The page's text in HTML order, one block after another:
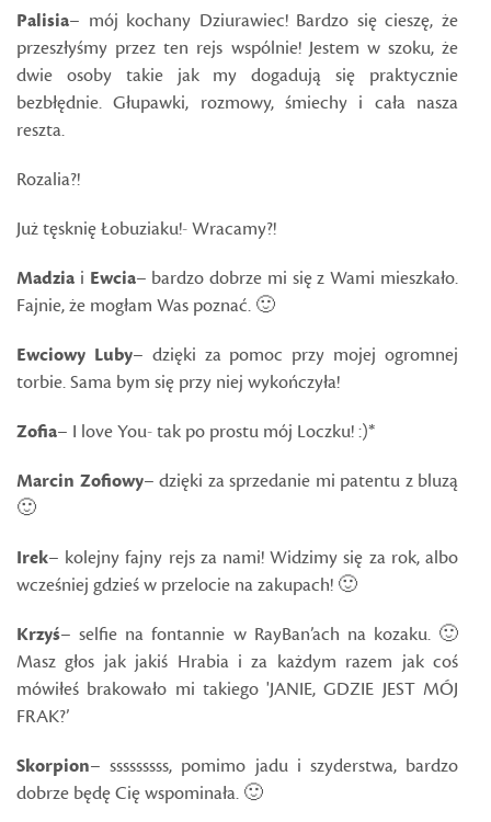
Palisia– mój kochany Dziurawiec! Bardzo się cieszę, że
przeszłyśmy przez ten rejs wspólnie! Jestem w szoku, że
dwie osoby takie jak my dogadują się praktycznie
bezbłędnie. Głupawki, rozmowy, śmiechy i cała nasza
reszta.
Rozalia?!
Już tęsknię Łobuziaku!- Wracamy?!
Madzia i Ewcia– bardzo dobrze mi się z Wami mieszkało.
Fajnie, że mogłam Was poznać. 🙂
Ewciowy Luby– dzięki za pomoc przy mojej ogromnej
torbie. Sama bym się przy niej wykończyła!
Zofia– I love You- tak po prostu mój Loczku! :)*
Marcin Zofiowy– dzięki za sprzedanie mi patentu z bluzą
🙂
Irek– kolejny fajny rejs za nami! Widzimy się za rok, albo
wcześniej gdzieś w przelocie na zakupach! 🙂
Krzyś– selfie na fontannie w RayBan’ach na kozaku. 🙂
Masz głos jak jakiś Hrabia i za każdym razem jak coś
mówiłeś brakowało mi takiego 'JANIE, GDZIE JEST MÓJ
FRAK?’
Skorpion– sssssssss, pomimo jadu i szyderstwa, bardzo
dobrze będę Cię wspominała. 🙂